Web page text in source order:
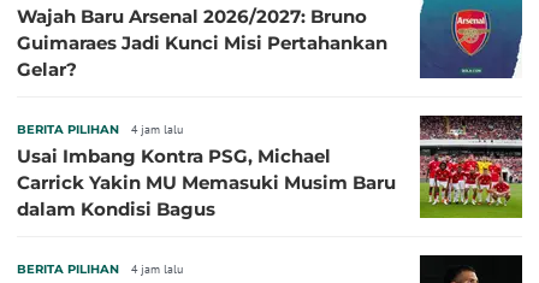
Wajah Baru Arsenal 2026/2027: Bruno
Guimaraes Jadi Kunci Misi Pertahankan
Gelar?
BERITA PILIHAN 4 jam lalu
Usai Imbang Kontra PSG, Michael
Carrick Yakin MU Memasuki Musim Baru
dalam Kondisi Bagus
BERITA PILIHAN 4 jam lalu